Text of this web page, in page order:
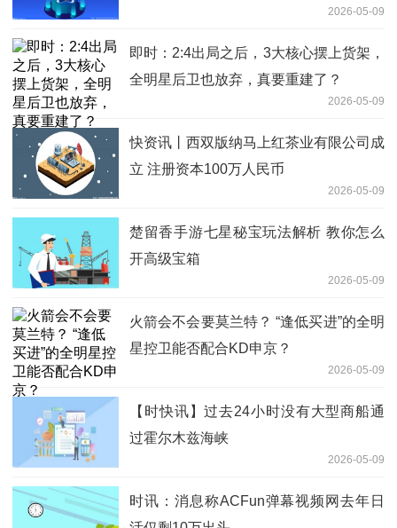
2026-05-09
即时：2:4出局之后，3大核心摆上货架，
全明星后卫也放弃，真要重建了？
2026-05-09
快资讯丨西双版纳马上红茶业有限公司成
立 注册资本100万人民币
2026-05-09
楚留香手游七星秘宝玩法解析 教你怎么
开高级宝箱
2026-05-09
火箭会不会要莫兰特？ “逢低买进”的全明
星控卫能否配合KD申京？
2026-05-09
【时快讯】过去24小时没有大型商船通
过霍尔木兹海峡
2026-05-09
时讯：消息称ACFun弹幕视频网去年日